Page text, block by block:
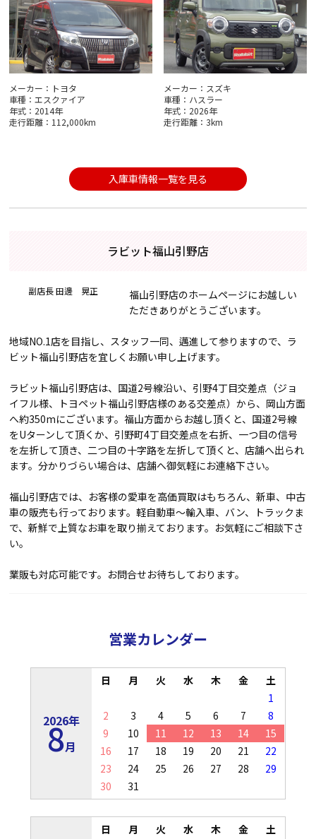
メーカー：トヨタ
車種：エスクァイア
年式：2014年
走行距離：112,000km
メーカー：スズキ
車種：ハスラー
年式：2026年
走行距離：3km
入庫車情報一覧を見る
ラビット福山引野店
副店長 田邊 晃正
福山引野店のホームページにお越しい
ただきありがとうございます。
地域NO.1店を目指し、スタッフ一同、邁進して参りますので、ラ
ビット福山引野店を宜しくお願い申し上げます。
ラビット福山引野店は、国道2号線沿い、引野4丁目交差点（ジョ
イフル様、トヨペット福山引野店様のある交差点）から、岡山方面
へ約350mにございます。福山方面からお越し頂くと、国道2号線
をUターンして頂くか、引野町4丁目交差点を右折、一つ目の信号
を左折して頂き、二つ目の十字路を左折して頂くと、店舗へ出られ
ます。分かりづらい場合は、店舗へ御気軽にお連絡下さい。
福山引野店では、お客様の愛車を高価買取はもちろん、新車、中古
車の販売も行っております。軽自動車～輸入車、バン、トラックま
で、新鮮で上質なお車を取り揃えております。お気軽にご相談下さ
い。
業販も対応可能です。お問合せお待ちしております。
営業カレンダー
2026年
8月
日 月 火 水 木 金
土
1
2
3 4 5 6 7
8
9
10 11 12 13 14
15
16
17 18 19 20 21
22
23
24 25 26 27 28
29
30
31
日 月 火 水 木 金
土